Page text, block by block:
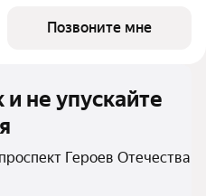
зонируется на рабочую
Позвоните мне
не упускайте
Героев Отечества